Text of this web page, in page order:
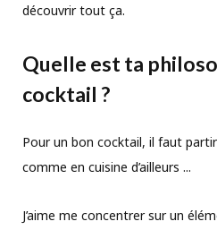
découvrir tout ça.
Quelle est ta
cocktail ?
Pour un bon cocktail, il faut
comme en cuisine d’ailleurs ...
J’aime me concentrer sur un